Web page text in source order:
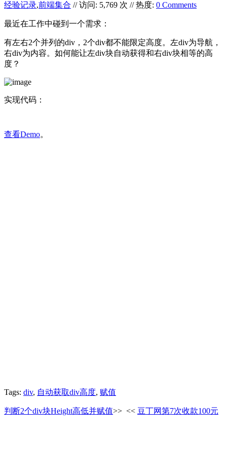
经验记录,前端集合 // 访问: 5,769 次 // 热度: 0 Comments
最近在工作中碰到一个需求：
有左右2个并列的div，2个div都不能限定高度。左div为导航，
右div为内容。如何能让左div块自动获得和右div块相等的高
度？
实现代码：
查看Demo。
Tags: div, 自动获取div高度, 赋值
判断2个div块Height高低并赋值>> << 豆丁网第7次收款100元